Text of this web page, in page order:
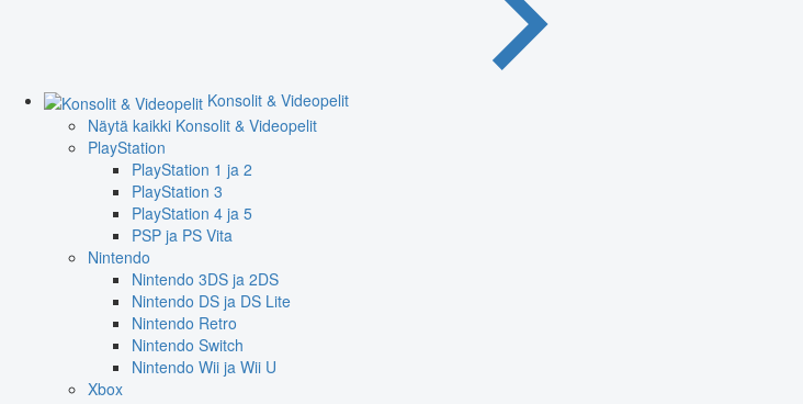
Konsolit & Videopelit
Näytä kaikki Konsolit & Videopelit
PlayStation
PlayStation 1 ja 2
PlayStation 3
PlayStation 4 ja 5
PSP ja PS Vita
Nintendo
Nintendo 3DS ja 2DS
Nintendo DS ja DS Lite
Nintendo Retro
Nintendo Switch
Nintendo Wii ja Wii U
Xbox